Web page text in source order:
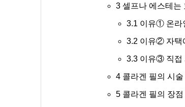
3셀프나 에스테는
3.1 이유① 온라
3.2 이유② 자택
3.3이유③ 직접
4콜라겐 필의 시술
5콜라겐 필의 장점